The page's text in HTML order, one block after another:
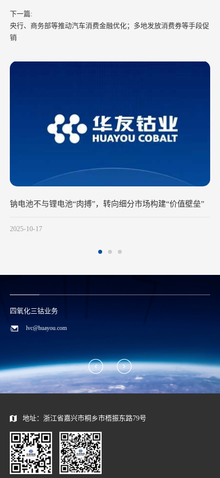
钠电池不与锂电池“肉搏”，转向细分市场构建“价值壁垒”
2025-10-17
下一篇:
央行、商务部等推动汽车消费金融优化；多地发放消费券等手段促
销
地址：浙江省嘉兴市桐乡市梧振东路79号